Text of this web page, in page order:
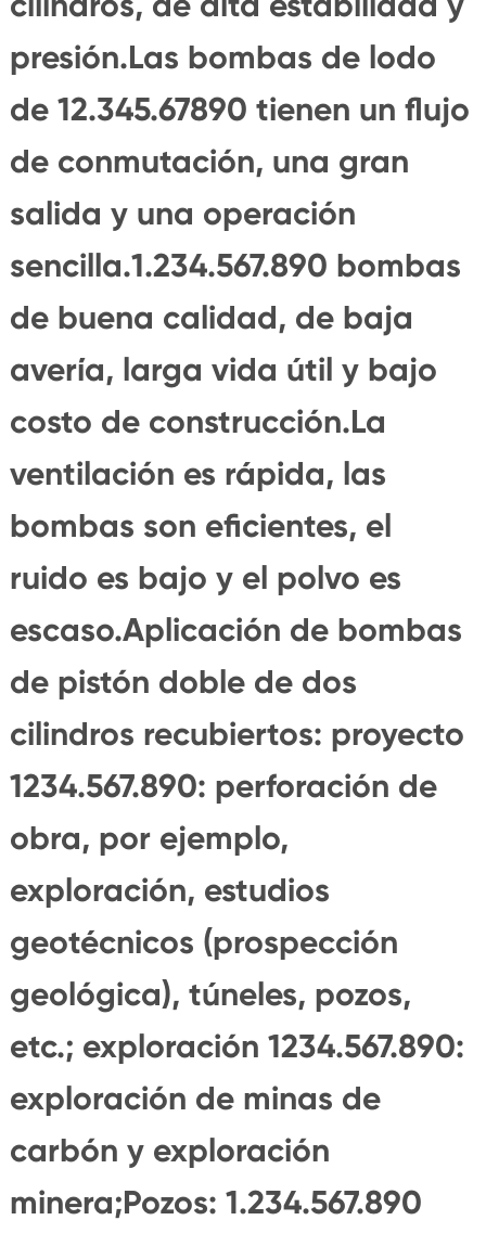
presión.Las bombas de lodo
de 12.345.67890 tienen un flujo
de conmutación, una gran
salida y una operación
sencilla.1.234.567.890 bombas
de buena calidad, de baja
avería, larga vida útil y bajo
costo de construcción.La
ventilación es rápida, las
bombas son eficientes, el
ruido es bajo y el polvo es
escaso.Aplicación de bombas
de pistón doble de dos
cilindros recubiertos: proyecto
1234.567.890: perforación de
obra, por ejemplo,
exploración, estudios
geotécnicos (prospección
geológica), túneles, pozos,
etc.; exploración 1234.567.890:
exploración de minas de
carbón y exploración
minera;Pozos: 1.234.567.890